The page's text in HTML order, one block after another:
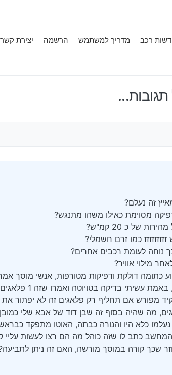
רכב מדריך למשתמש הרשמה יצירת קשר
זה נעלם?
מסוימת כאילו משהו מתנגש?
של כ 20 קמ"ש?
כמו זרם חשמלי?
נוחה לעומת רכבים אחרים?
מילוי אוויר?
כתומה דולקת ודפיקות מטורפות, אנשי מוסך
בערך ואמר לי הפקיד מפורש אם תחליף רק פלאגים זה לא
לי פלאגים, מה שהיה בסוף זה שבן דוד של אבא שלי
כלא היו והנורה כבתה, האוטו מתפקד
כתב לו שזה כוהל מה הם רצו לעשות עליי
שכך קורה במוסך מורשה, האם זה ניתן